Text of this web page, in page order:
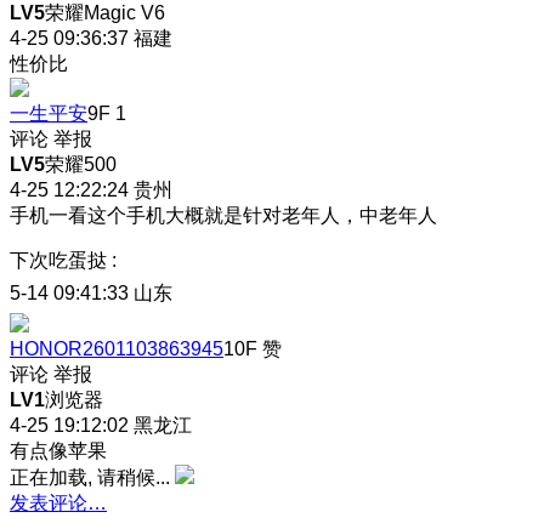
LV5荣耀Magic V6
4-25 09:36:37 福建
性价比
一生平安9F 1
评论 举报
LV5荣耀500
4-25 12:22:24 贵州
手机一看这个手机大概就是针对老年人，中老年人
下次吃蛋挞 :
5-14 09:41:33 山东
HONOR260110386394510F 赞
评论 举报
LV1浏览器
4-25 19:12:02 黑龙江
有点像苹果
正在加载, 请稍候...
发表评论…